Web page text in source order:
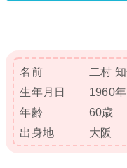
名前 二村 知子
生年月日 1960年
年齢 60歳
出身地 大阪